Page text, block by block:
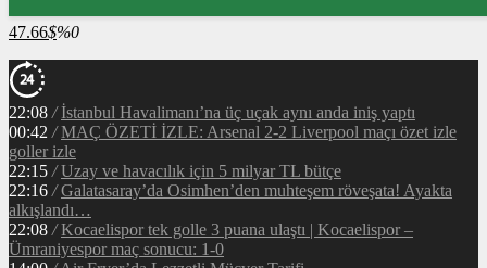
47.66$%0
22:08 / İstanbul Havalimanı’na üç uçak aynı anda iniş yaptı
00:42 / MAÇ ÖZETİ İZLE: Arsenal 2-2 Liverpool maçı özet izle
goller izle
22:15 / Uzay ve havacılık için 5 milyar TL bütçe
22:16 / Galatasaray’da Osimhen’den muhteşem röveşata! Ayakta
alkışlandı…
22:08 / Kocaelispor tek golle 3 puana ulaştı | Kocaelispor –
Ümraniyespor maç sonucu: 1-0